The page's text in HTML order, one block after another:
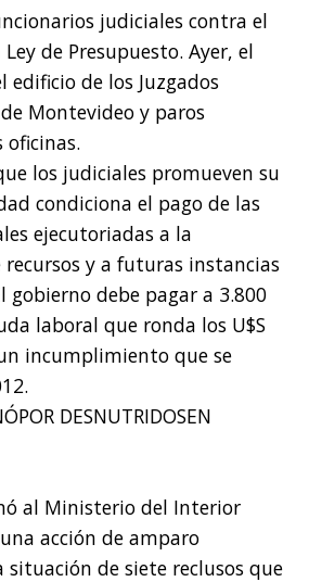
judiciales contra el
de Presupuesto. Ayer, el
edificio de los Juzgados
Montevideo y paros
oficinas.
los judiciales promueven su
condiciona el pago de las
ejecutoriadas a la
y a futuras instancias
gobierno debe pagar a 3.800
laboral que ronda los U$S
incumplimiento que se
DESNUTRIDOSEN
al Ministerio del Interior
acción de amparo
de siete reclusos que